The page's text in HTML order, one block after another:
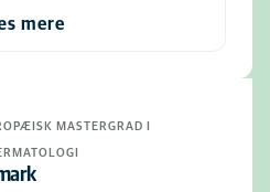
mere
MASTERGRAD I